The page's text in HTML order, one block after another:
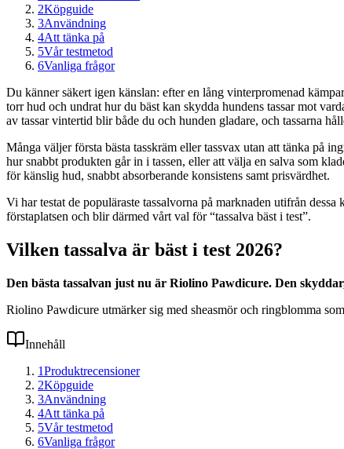
2Köpguide
3Användning
4Att tänka på
5Vår testmetod
6Vanliga frågor
Du känner säkert igen känslan: efter en lång vinterpromenad
torr hud och undrat hur du bäst kan skydda hundens tassar mot
av tassar vintertid blir både du och hunden gladare, och tassarna
Många väljer första bästa tasskräm eller tassvax utan att tänka på
hur snabbt produkten går in i tassen, eller att välja en salva som
för känslig hud, snabbt absorberande konsistens samt prisvärdhet.
Vi har testat de populäraste tassalvorna på marknaden utifrån
förstaplatsen och blir därmed vårt val för “tassalva bäst i test”.
Vilken tassalva är bäst i test 2026?
Den bästa tassalvan just nu är Riolino Pawdicure. Den
Riolino Pawdicure utmärker sig med sheasmör och ringblomma
Innehåll
1Produktrecensioner
2Köpguide
3Användning
4Att tänka på
5Vår testmetod
6Vanliga frågor